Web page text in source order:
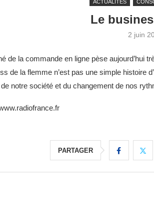
ACTUALITÉS
Le
2 juin
de la commande en ligne pèse aujourd’hui
de la flemme n’est pas une simple histoire
notre société et du changement de nos
PARTAGER